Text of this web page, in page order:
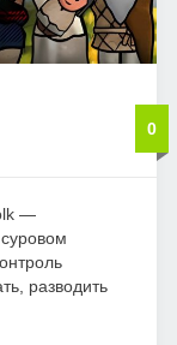
0
—
разводить